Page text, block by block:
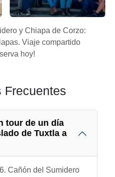
y Chiapa de Corzo:
Viaje compartido
hoy!
Frecuentes
tour de un día
de Tuxtla a
Cañón del Sumidero